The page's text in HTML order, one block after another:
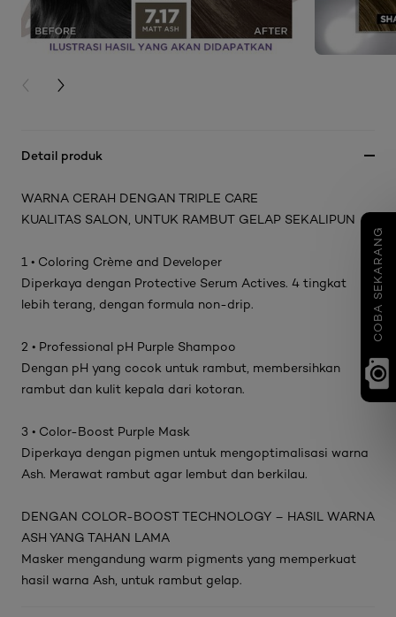
COBA SEKARANG
PREVIOUS CARD
NEXT CARD
Detail produk
WARNA CERAH DENGAN TRIPLE CARE
KUALITAS SALON, UNTUK RAMBUT GELAP SEKALIPUN
1 • Coloring Crème and Developer
Diperkaya dengan Protective Serum Actives. 4 tingkat
lebih terang, dengan formula non-drip.
2 • Professional pH Purple Shampoo
Dengan pH yang cocok untuk rambut, membersihkan
rambut dan kulit kepala dari kotoran.
3 • Color-Boost Purple Mask
Diperkaya dengan pigmen untuk mengoptimalisasi warna
Ash. Merawat rambut agar lembut dan berkilau.
DENGAN COLOR-BOOST TECHNOLOGY – HASIL WARNA
ASH YANG TAHAN LAMA
Masker mengandung warm pigments yang memperkuat
hasil warna Ash, untuk rambut gelap.